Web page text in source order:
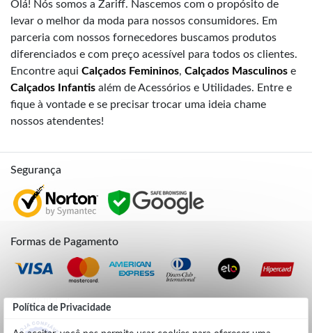
Política de Privacidade
Olá! Nós somos a Zariff. Nascemos com o propósito de
levar o melhor da moda para nossos consumidores. Em
parceria com nossos fornecedores buscamos produtos
diferenciados e com preço acessível para todos os clientes.
Encontre aqui Calçados Femininos, Calçados Masculinos e
Calçados Infantis além de Acessórios e Utilidades. Entre e
fique à vontade e se precisar trocar uma ideia chame
nossos atendentes!
Segurança
Formas de Pagamento
Credibilidade